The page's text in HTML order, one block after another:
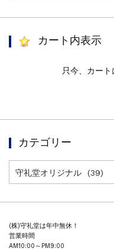
カート内表示
只今、カート
カテゴリー
テ
ゴ
(株)守礼堂は年中無休！
営業時間
AM10:00～PM9:00